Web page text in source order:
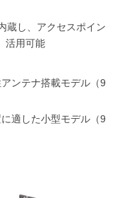
蔵し、アクセスポイン
活用可能
ンテナ搭載モデル（9
適した小型モデル（9